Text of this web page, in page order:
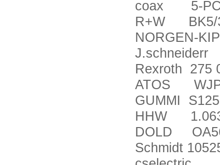
coax 5-
R+W BK5/
NORGEN-
J.schneiderr
Rexroth 275
ATOS
GUMMI
HHW
DOLD
Schmidt